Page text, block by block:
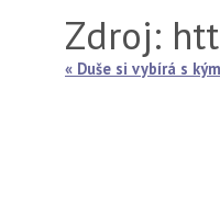
Zdroj:
« Duše si vybírá s